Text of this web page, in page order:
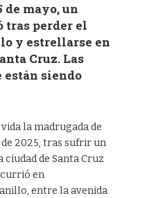
de mayo, un
perder el
y estrellarse en
Cruz. Las
están siendo
la madrugada de
2025, tras sufrir un
de Santa Cruz
en
entre la avenida